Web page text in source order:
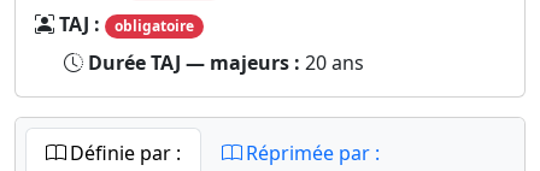
TAJ : obligatoire
Durée TAJ — majeurs : 20 ans
Définie par : Réprimée par :